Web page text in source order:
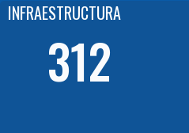
INFRAESTRUCTURA
312